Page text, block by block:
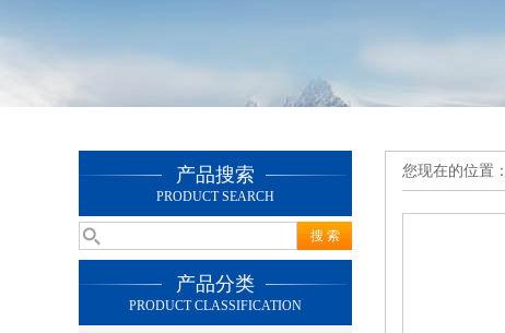
产品搜索
PRODUCT SEARCH
产品分类
PRODUCT CLASSIFICATION
您现在的位置：